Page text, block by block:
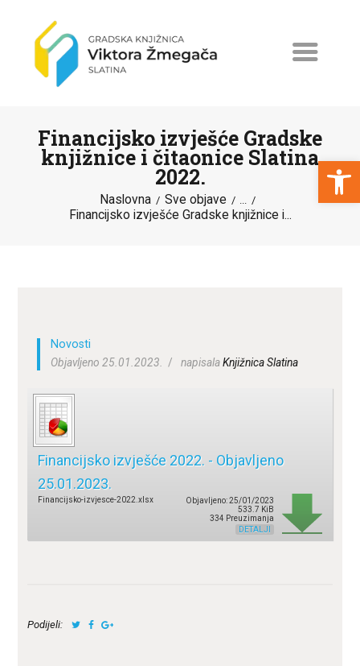
Open toolbar
Financijsko izvješće Gradske
knjižnice i čitaonice Slatina
2022.
Naslovna Sve objave ...
Financijsko izvješće Gradske knjižnice i...
NASLOVNA
O KNJIŽNICI
KONTAKT
Novosti
Objavljeno 25.01.2023.
napisalaKnjižnica Slatina
Financijsko izvješće 2022. - Objavljeno
25.01.2023.
Financijsko-izvjesce-2022.xlsx
Objavljeno: 25/01/2023
533.7 KiB
334 Preuzimanja
DETALJI
Podijeli: